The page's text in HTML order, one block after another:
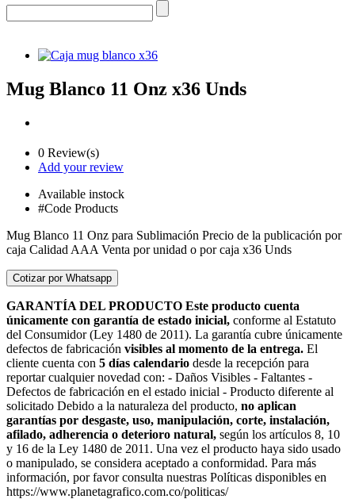
Mug Blanco 11 Onz x36 Unds
0 Review(s)
Add your review
Available instock
#Code Products
Mug Blanco 11 Onz para Sublimación Precio de la publicación por
caja Calidad AAA Venta por unidad o por caja x36 Unds
GARANTÍA DEL PRODUCTO Este producto cuenta
únicamente con garantía de estado inicial, conforme al Estatuto
del Consumidor (Ley 1480 de 2011). La garantía cubre únicamente
defectos de fabricación visibles al momento de la entrega. El
cliente cuenta con 5 días calendario desde la recepción para
reportar cualquier novedad con: - Daños Visibles - Faltantes -
Defectos de fabricación en el estado inicial - Producto diferente al
solicitado Debido a la naturaleza del producto, no aplican
garantías por desgaste, uso, manipulación, corte, instalación,
afilado, adherencia o deterioro natural, según los artículos 8, 10
y 16 de la Ley 1480 de 2011. Una vez el producto haya sido usado
o manipulado, se considera aceptado a conformidad. Para más
información, por favor consulta nuestras Políticas disponibles en
https://www.planetagrafico.com.co/politicas/